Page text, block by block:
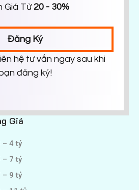
Giá Từ 20 - 30%
Đăng Ký
hệ tư vấn ngay sau khi
đăng ký!
Giá
– 4 tỷ
– 7 tỷ
– 9 tỷ